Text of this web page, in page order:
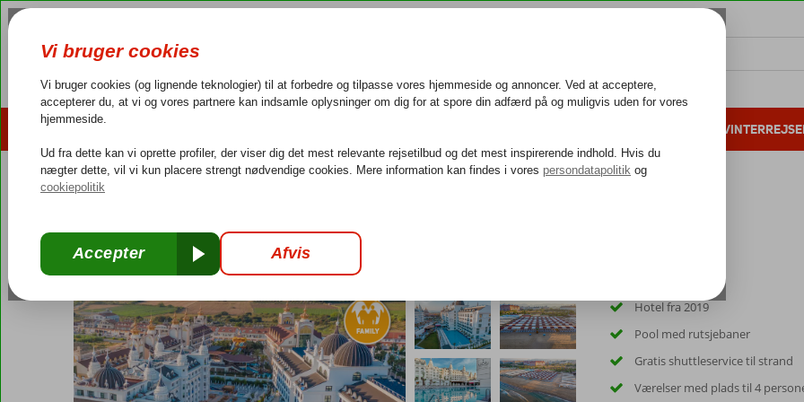
4,3/5 på Trustpilot Dansk guideservice 40.000 danske gæster i 2025 25 års erfaring
Side Royal Style Hotel & Spa
Ultra All Inclusive-Hotel
Hotel fra 2019
Pool med rutsjebaner
Gratis shuttleservice til strand
Værelser med plads til 4